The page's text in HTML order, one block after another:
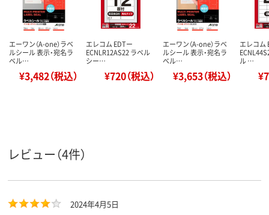
エーワン（A-one）ラベ
ルシール 表示・宛名ラ
ベル…
¥3,482（税込）
エレコム EDTー
ECNLR12AS22 ラベル
シー…
¥720（税込）
エーワン（A-one）ラベ
ルシール 表示・宛名ラ
ベル…
¥3,653（税込）
エレコム
ル …
レビュー（4件）
2024年4月5日